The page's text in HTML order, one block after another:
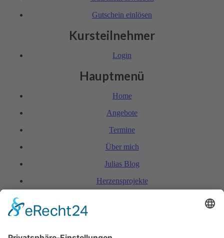
Gutschein einlösen
Kursteilnehmer
Login
Hauptmenü
Home
Angebote
Termine
Über mich
Julias Blog
Herzensprojekte
Rechtliches